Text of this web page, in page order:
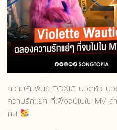
ความสัมพันธ์ TOXIC ปวดหัว ปว
ความรักแย่ๆ ที่เพิ่งจบไปใน MV
กัน